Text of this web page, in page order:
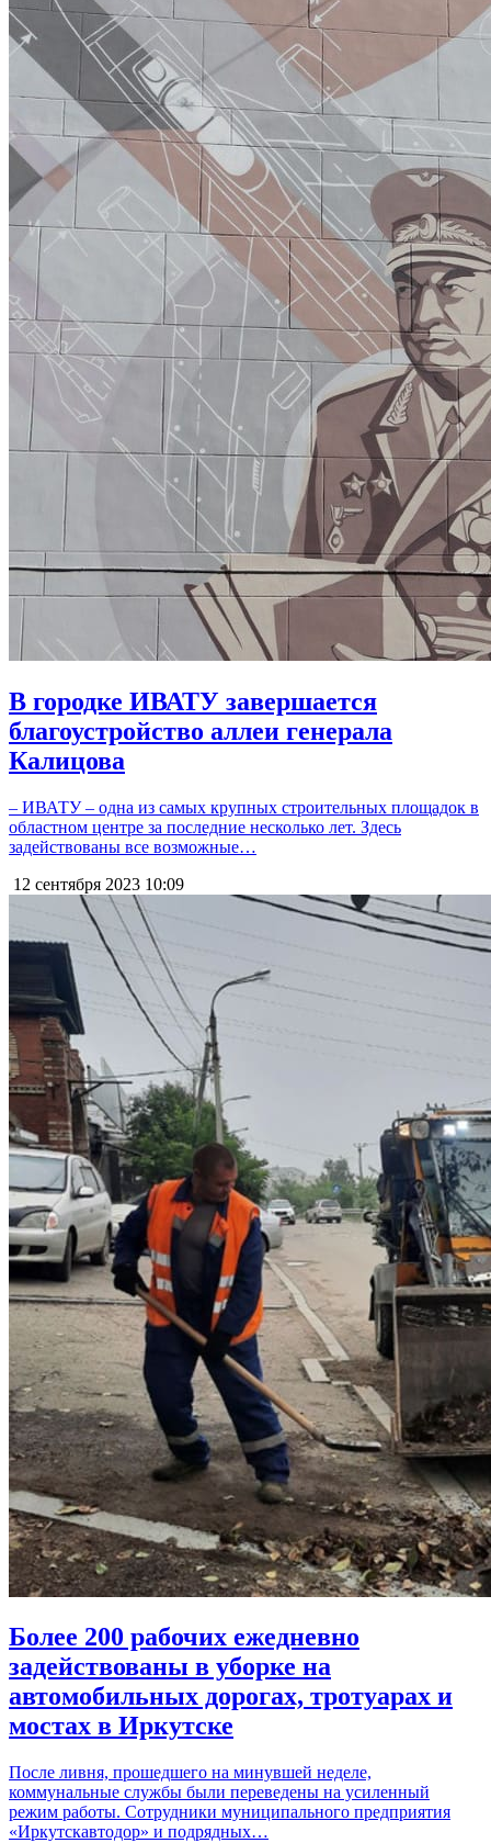
В городке ИВАТУ завершается
благоустройство аллеи генерала
Калицова
– ИВАТУ – одна из самых крупных строительных площадок в
областном центре за последние несколько лет. Здесь
задействованы все возможные…
12 сентября 2023 10:09
Более 200 рабочих ежедневно
задействованы в уборке на
автомобильных дорогах, тротуарах и
мостах в Иркутске
После ливня, прошедшего на минувшей неделе,
коммунальные службы были переведены на усиленный
режим работы. Сотрудники муниципального предприятия
«Иркутскавтодор» и подрядных…